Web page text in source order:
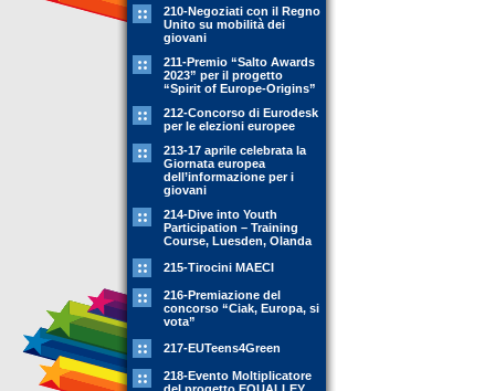
210-Negoziati con il Regno
Unito su mobilità dei
giovani
211-Premio “Salto Awards
2023” per il progetto
“Spirit of Europe-Origins”
212-Concorso di Eurodesk
per le elezioni europee
213-17 aprile celebrata la
Giornata europea
dell’informazione per i
giovani
214-Dive into Youth
Participation – Training
Course, Luesden, Olanda
215-Tirocini MAECI
216-Premiazione del
concorso “Ciak, Europa, si
vota”
217-EUTeens4Green
218-Evento Moltiplicatore